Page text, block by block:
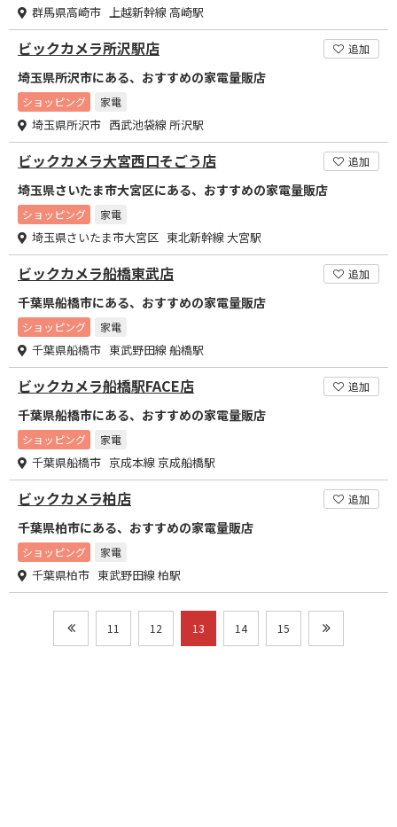
群馬県高崎市 上越新幹線 高崎駅
ビックカメラ所沢駅店 追加
埼玉県所沢市にある、おすすめの家電量販店
ショッピング 家電
埼玉県所沢市 西武池袋線 所沢駅
ビックカメラ大宮西口そごう店 追加
埼玉県さいたま市大宮区にある、おすすめの家電量販店
ショッピング 家電
埼玉県さいたま市大宮区 東北新幹線 大宮駅
ビックカメラ船橋東武店 追加
千葉県船橋市にある、おすすめの家電量販店
ショッピング 家電
千葉県船橋市 東武野田線 船橋駅
ビックカメラ船橋駅FACE店 追加
千葉県船橋市にある、おすすめの家電量販店
ショッピング 家電
千葉県船橋市 京成本線 京成船橋駅
ビックカメラ柏店 追加
千葉県柏市にある、おすすめの家電量販店
ショッピング 家電
千葉県柏市 東武野田線 柏駅
11 12 13 14 15